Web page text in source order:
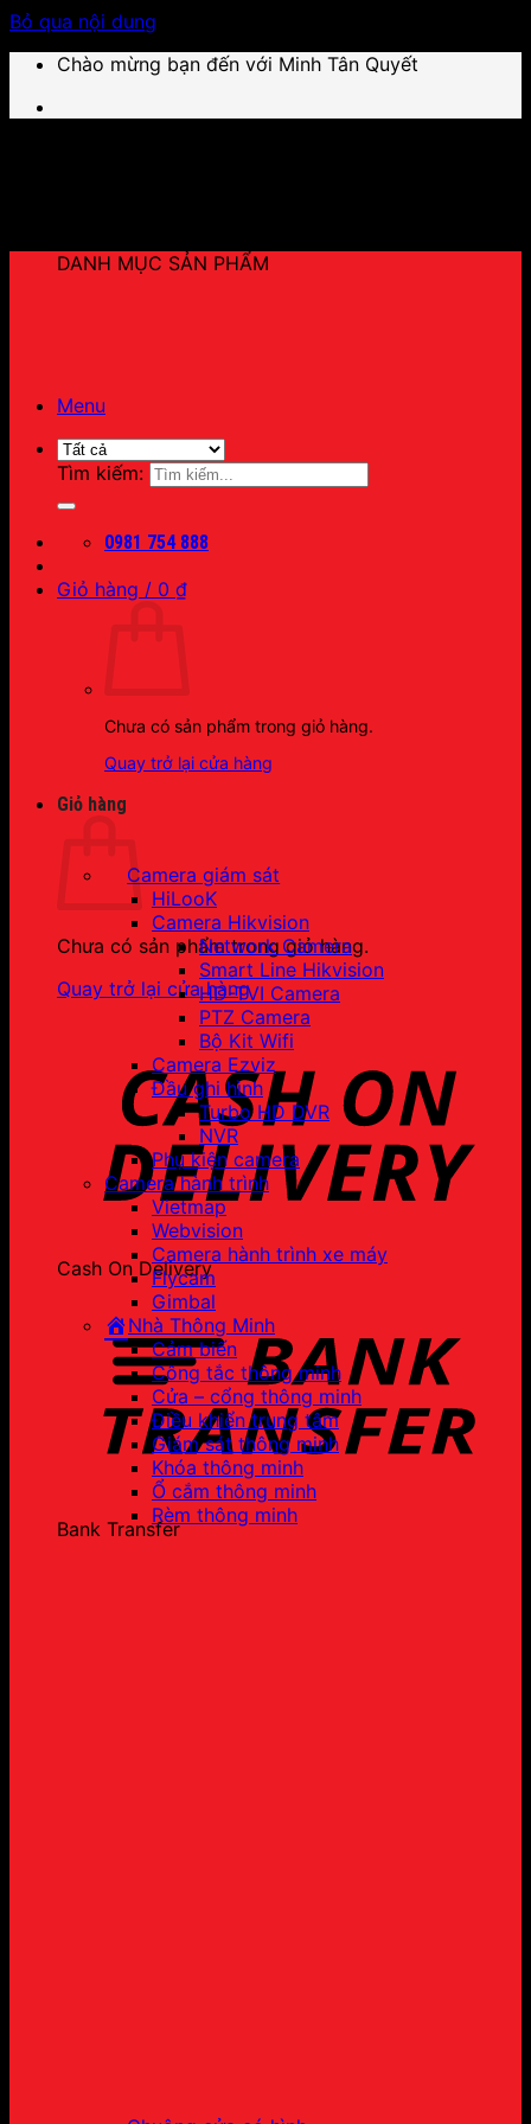
Bỏ qua nội dung
Chào mừng bạn đến với Minh Tân Quyết
Menu
Tìm kiếm:
0981 754 888
Giỏ hàng / 0 ₫
Chưa có sản phẩm trong giỏ hàng.
Quay trở lại cửa hàng
Giỏ hàng
Chưa có sản phẩm trong giỏ hàng.
Quay trở lại cửa hàng
Cash On Delivery
Bank Transfer
DANH MỤC SẢN PHẨM
Camera giám sát
HiLooK
Camera Hikvision
Network Camera
Smart Line Hikvision
HD-TVI Camera
PTZ Camera
Bộ Kit Wifi
Camera Ezviz
Đầu ghi hình
Turbo HD DVR
NVR
Phụ kiện camera
Camera hành trình
Vietmap
Webvision
Camera hành trình xe máy
Flycam
Gimbal
Nhà Thông Minh
Cảm biến
Công tắc thông minh
Cửa – cổng thông minh
Điều khiển trung tâm
Giám sát thông minh
Khóa thông minh
Ổ cắm thông minh
Rèm thông minh